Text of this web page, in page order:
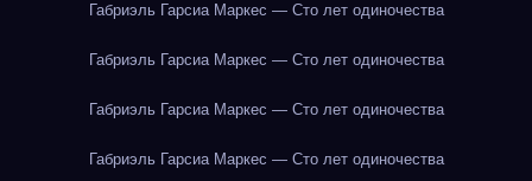
Габриэль Гарсиа Маркес — Сто лет одиночества
Габриэль Гарсиа Маркес — Сто лет одиночества
Габриэль Гарсиа Маркес — Сто лет одиночества
Габриэль Гарсиа Маркес — Сто лет одиночества